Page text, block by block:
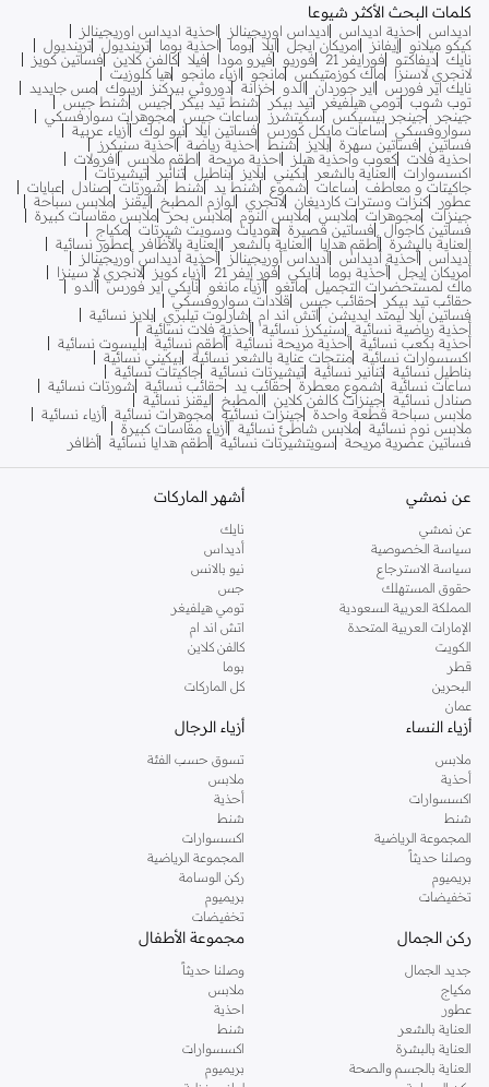
كلمات البحث الأكثر شيوعا
اديداس احذية اديداس اديداس اوريجينالز
احذية اديداس اوريجينالز
كيكو ميلانو
إيفانز امريكان ايجل ايلا بوما احذية بوما ترينديول ترينديول
نايك ديفاكتو فورايفر 21 فوريو فيرو مودا فيلا كالفن كلاين فساتين كويز
لانجري لاسنزا
ماك كوزمتيكس مانجو ازياء مانجو
هيا كلوزيت
نايك اير فورس
اير جوردان الدو خزانة دوروثي بيركنز ريبوك مس جايديد
توب شوب تومي هيلفيغر تيد بيكر شنط تيد بيكر جيس شنط جيس
جينجر
جينجر بيسيكس سكيتشرز ساعات جيس مجوهرات سوارفسكي
سواروفسكي
ساعات مايكل كورس فساتين ايلا نيو لوك أزياء عربية
فساتين
فساتين سهرة بلايز شنط احذية رياضة
احذية سنيكرز
احذية فلات كعوب واحذية هيلز احذية مريحة اطقم ملابس
افرولات
اكسسوارات
العناية بالشعر بكيني بلايز بناطيل تنانير
تيشيرتات
جاكيتات و معاطف
ساعات شموع شنط يد شنط شورتات صنادل
عبايات
عطور
كنزات وسترات كارديغان لانجري لوازم المطبخ ليقنز
ملابس سباحة
جينزات مجوهرات ملابس ملابس النوم ملابس بحر ملابس مقاسات كبيرة
فساتين كاجوال
فساتين قصيرة هوديات وسويت شيرتات مكياج
العناية بالبشرة أطقم هدايا العناية بالشعر العناية بالأظافر
عطور نسائية
أديداس أحذية أديداس أديداس أوريجينالز
أحذية أديداس أوريجينالز
أمريكان إيجل أحذية بوما نايكي فور إيفر 21 أزياء كويز
لانجري لا سينزا
ماك لمستحضرات التجميل مانغو أزياء مانغو نايكي اير فورس ألدو
حقائب تيد بيكر حقائب جيس
قلادات سواروفسكي
فساتين ايلا ليمتد ايديشن اتش اند ام شارلوت تيلبري بلايز نسائية
أحذية رياضية نسائية
سنيكرز نسائية أحذية فلات نسائية
أحذية بكعب نسائية أحذية مريحة نسائية أطقم نسائية بليسوت نسائية
اكسسوارات نسائية منتجات عناية بالشعر نسائية بيكيني نسائية
بناطيل نسائية تنانير نسائية تيشيرتات نسائية جاكيتات نسائية
ساعات نسائية
شموع معطرة حقائب يد حقائب نسائية
شورتات نسائية
صنادل نسائية جينزات كالفن كلاين المطبخ
ليقنز نسائية
ملابس سباحة قطعة واحدة جينزات نسائية مجوهرات نسائية أزياء نسائية
ملابس نوم نسائية ملابس شاطئ نسائية أزياء مقاسات كبيرة
فساتين عصرية مريحة
سويتشيرتات نسائية أطقم هدايا نسائية أظافر
عن نمشي
عن نمشي
سياسة الخصوصية
سياسة الاسترجاع
حقوق المستهلك
المملكة العربية السعودية
الإمارات العربية المتحدة
الكويت
قطر
البحرين
عمان
أشهر الماركات
نايك
أديداس
نيو بالانس
جس
تومي هيلفيغر
اتش اند ام
كالفن كلاين
بوما
كل الماركات
أزياء النساء
ملابس
أحذية
اكسسوارات
شنط
المجموعة الرياضية
وصلنا حديثاً
بريميوم
تخفيضات
أزياء الرجال
تسوق حسب الفئة
ملابس
أحذية
شنط
اكسسوارات
المجموعة الرياضية
ركن الوسامة
بريميوم
تخفيضات
ركن الجمال
جديد الجمال
مكياج
عطور
العناية بالشعر
العناية بالبشرة
العناية بالجسم والصحة
مجموعة الأطفال
وصلنا حديثاً
ملابس
احذية
شنط
اكسسوارات
بريميوم